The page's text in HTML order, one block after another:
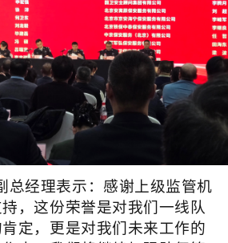
总经理表示：感谢上级监管机
，这份荣誉是对我们一线队
定，更是对我们未来工作的